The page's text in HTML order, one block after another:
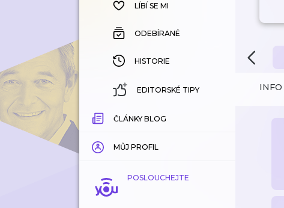
HISTORIE
LÍBÍ SE MI
ODEBÍRANÉ
HISTORIE
EDITORSKÉ TIPY
ČLÁNKY BLOG
MŮJ PROFIL
POSLOUCHEJTE
INFO